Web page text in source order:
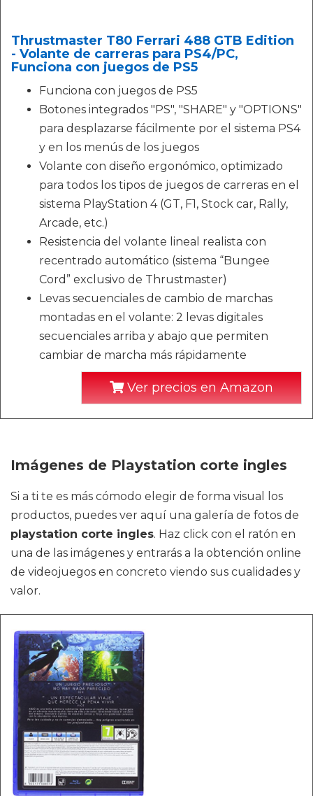
Thrustmaster T80 Ferrari 488 GTB Edition
- Volante de carreras para PS4/PC,
Funciona con juegos de PS5
Funciona con juegos de PS5
Botones integrados "PS", "SHARE" y "OPTIONS"
para desplazarse fácilmente por el sistema PS4
y en los menús de los juegos
Volante con diseño ergonómico, optimizado
para todos los tipos de juegos de carreras en el
sistema PlayStation 4 (GT, F1, Stock car, Rally,
Arcade, etc.)
Resistencia del volante lineal realista con
recentrado automático (sistema “Bungee
Cord” exclusivo de Thrustmaster)
Levas secuenciales de cambio de marchas
montadas en el volante: 2 levas digitales
secuenciales arriba y abajo que permiten
cambiar de marcha más rápidamente
Ver precios en Amazon
Imágenes de Playstation corte ingles
Si a ti te es más cómodo elegir de forma visual los
productos, puedes ver aquí una galería de fotos de
playstation corte ingles. Haz click con el ratón en
una de las imágenes y entrarás a la obtención online
de videojuegos en concreto viendo sus cualidades y
valor.